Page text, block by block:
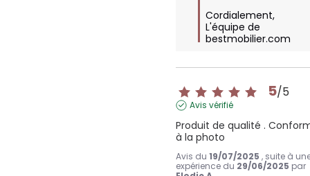
Cordialement,
L'équipe de
bestmobilier.com
5/5
Avis vérifié
Produit de qualité .
à la photo
Avis du19/07/2025 , suite à
expérience du 29/06/2025 par